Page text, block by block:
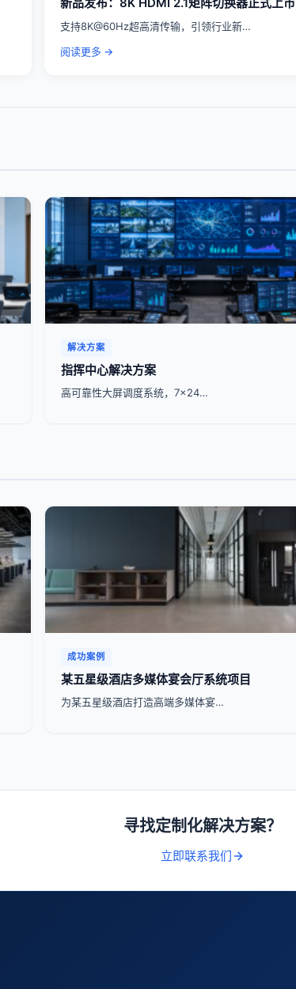
支持8K@60Hz超高清传输，引领行业新…
阅读更多 →
解决方案
指挥中心解决方案
高可靠性大屏调度系统，7x24…
成功案例
某五星级酒店多媒体宴会厅系统项目
为某五星级酒店打造高端多媒体宴…
寻找定制化解决方案？
立即联系我们